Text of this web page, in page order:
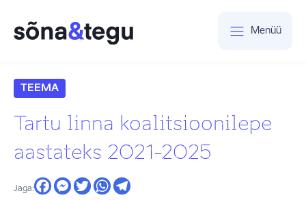
Menüü
TEEMA
Tartu linna koalitsioonilepe
aastateks 2021-2025
Jaga: